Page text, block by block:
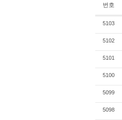
번호
5103
5102
5101
5100
5099
5098